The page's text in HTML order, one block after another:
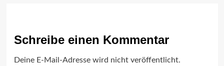
Schreibe einen Kommentar
Deine E-Mail-Adresse wird nicht veröffentlicht.